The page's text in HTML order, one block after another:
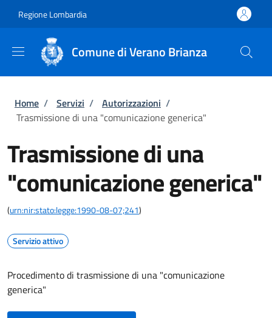
Regione Lombardia
Comune di Verano Brianza
Briciole di pane
Home / Servizi / Autorizzazioni /
Trasmissione di una "comunicazione generica"
Trasmissione di una
"comunicazione generica"
(urn:nir:stato:legge:1990-08-07;241)
Servizio attivo
Procedimento di trasmissione di una "comunicazione
generica"